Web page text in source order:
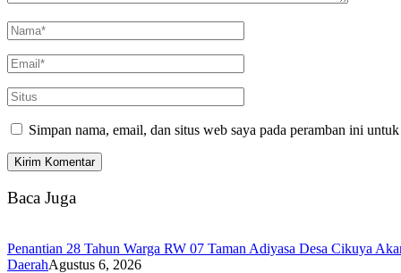
Simpan nama, email, dan situs web saya pada peramban ini
Baca Juga
Penantian 28 Tahun Warga RW 07 Taman Adiyasa Desa Cikuya
DaerahAgustus 6, 2026